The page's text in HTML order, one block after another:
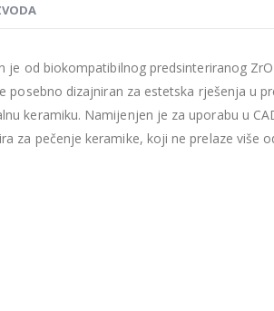
je od biokompatibilnog predsinteriranog
posebno dizajniran za estetska rješenja u
keramiku. Namijenjen je za uporabu u
za pečenje keramike, koji ne prelaze više